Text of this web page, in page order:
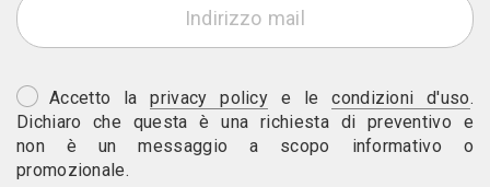
Accetto laprivacy policy e lecondizioni d'uso.
Dichiaro che questa è una richiesta di preventivo e
non è un messaggio a scopo informativo o
promozionale.